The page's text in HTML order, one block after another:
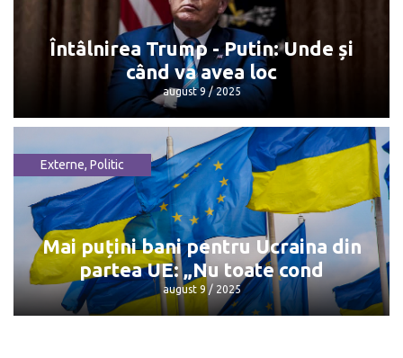
Dorin Recean pleacă din politică
octombrie 13 / 2025
Întâlnirea Trump - Putin: Unde și
când va avea loc
august 9 / 2025
Întâlnirea Trump - Putin: Unde și când
va avea loc
august 9 / 2025
Externe, Politic
Mai puțini bani pentru Ucraina din
partea UE: „Nu toate cond
august 9 / 2025